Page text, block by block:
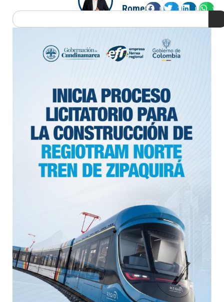
Romero
FacebookTwitterLinkedIn
Search